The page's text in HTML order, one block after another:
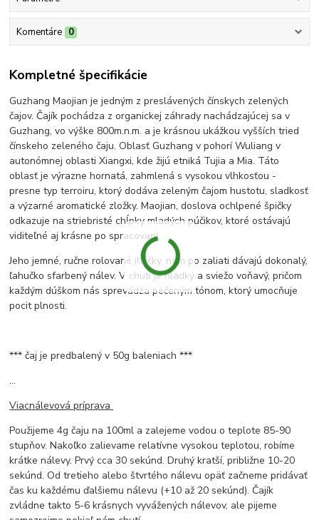
Komentáre 0
Kompletné špecifikácie
Guzhang Maojian je jedným z preslávených čínskych zelených
čajov. Čajík pochádza z organickej záhrady nachádzajúcej sa v
Guzhang, vo výške 800m.n.m. a je krásnou ukážkou vyšších tried
čínskeho zeleného čaju. Oblasť Guzhang v pohorí Wuliang v
autonómnej oblasti Xiangxi, kde žijú etniká Tujia a Mia. Táto
oblasť je výrazne hornatá, zahmlená s vysokou vlhkosťou -
presne typ terroiru, ktorý dodáva zeleným čajom hustotu, sladkosť
a výzarné aromatické zložky. Maojian, doslova ochlpené špičky
odkazuje na striebristé chĺpky mladých púčikov, ktoré ostávajú
viditeľné aj krásne po spracovaní.
Jeho jemné, ručne rolované ihličky, nám po zaliati dávajú dokonalý,
ľahučko sfarbený nálev. V chuti je hladký a sviežo voňavý, pričom
každým dúškom nás sprevádza pečeným tónom, ktorý umocňuje
pocit plnosti.
*** čaj je predbalený v 50g baleniach ***
...
Viacnálevová príprava
Použijeme 4g čaju na 100ml a zalejeme vodou o teplote 85-90
stupňov. Nakoľko zalievame relatívne vysokou teplotou, robíme
krátke nálevy. Prvý cca 30 sekúnd. Druhý kratší, približne 10-20
sekúnd. Od tretieho alebo štvrtého nálevu opäť začneme pridávať
čas ku každému ďalšiemu nálevu (+10 až 20 sekúnd). Čajík
zvládne takto 5-6 krásnych vyvážených nálevov, ale pijeme